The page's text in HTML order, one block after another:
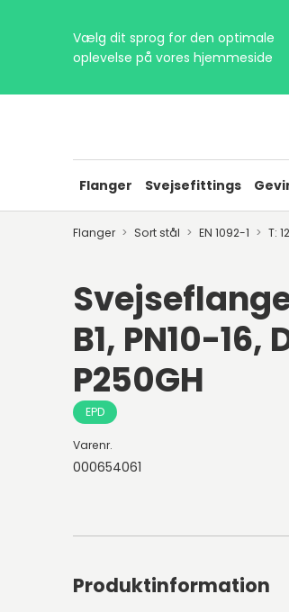
Vælg dit sprog for den optimale
oplevelse på vores hjemmeside
Flanger Svejsefittings
Flanger Sort stål EN 1092-1 T:
B1, PN10-16,
P250GH
EPD
Varenr.
000654061
Produktinformation